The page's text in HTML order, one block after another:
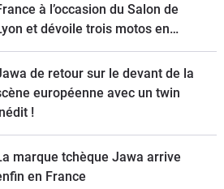
à l’occasion du Salon de
et dévoile trois motos en
de retour sur le devant de la
européenne avec un twin
!
marque tchèque Jawa arrive
en France